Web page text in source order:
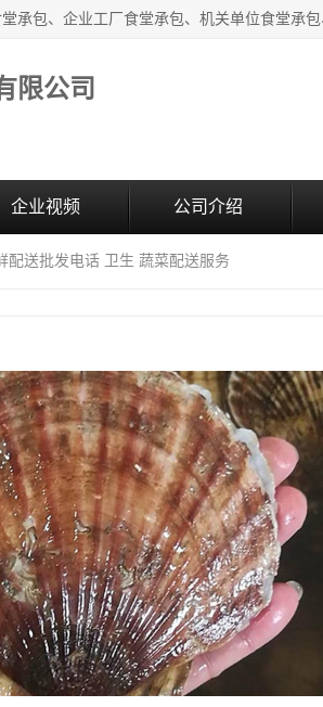
限公司
企业视频 公司介绍
配送批发电话 卫生 蔬菜配送服务